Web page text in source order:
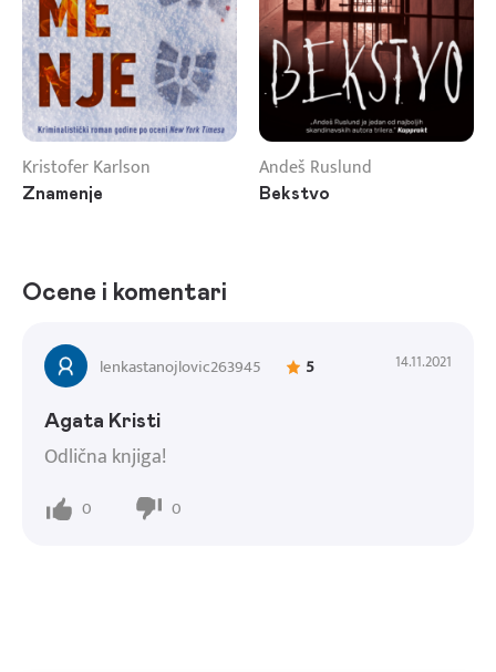
Kristofer Karlson
Znamenje
Andeš Ruslund
Bekstvo
Ocene i komentari
lenkastanojlovic263945 5 14.11.2021
Agata Kristi
Odlična knjiga!
0 0